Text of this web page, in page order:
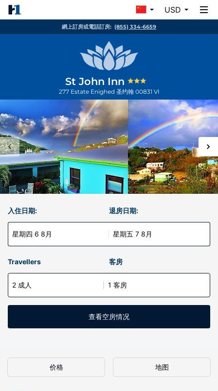
USD
網上訂房或電話訂房: (855) 334-6659
St John Inn
277 Estate Enighed 圣约翰 00831 VI
入住日期:
星期四 6 8月
退房日期:
星期五 7 8月
Travellers 客房
2 成人 1 客房
查看空房情况
价格 地图